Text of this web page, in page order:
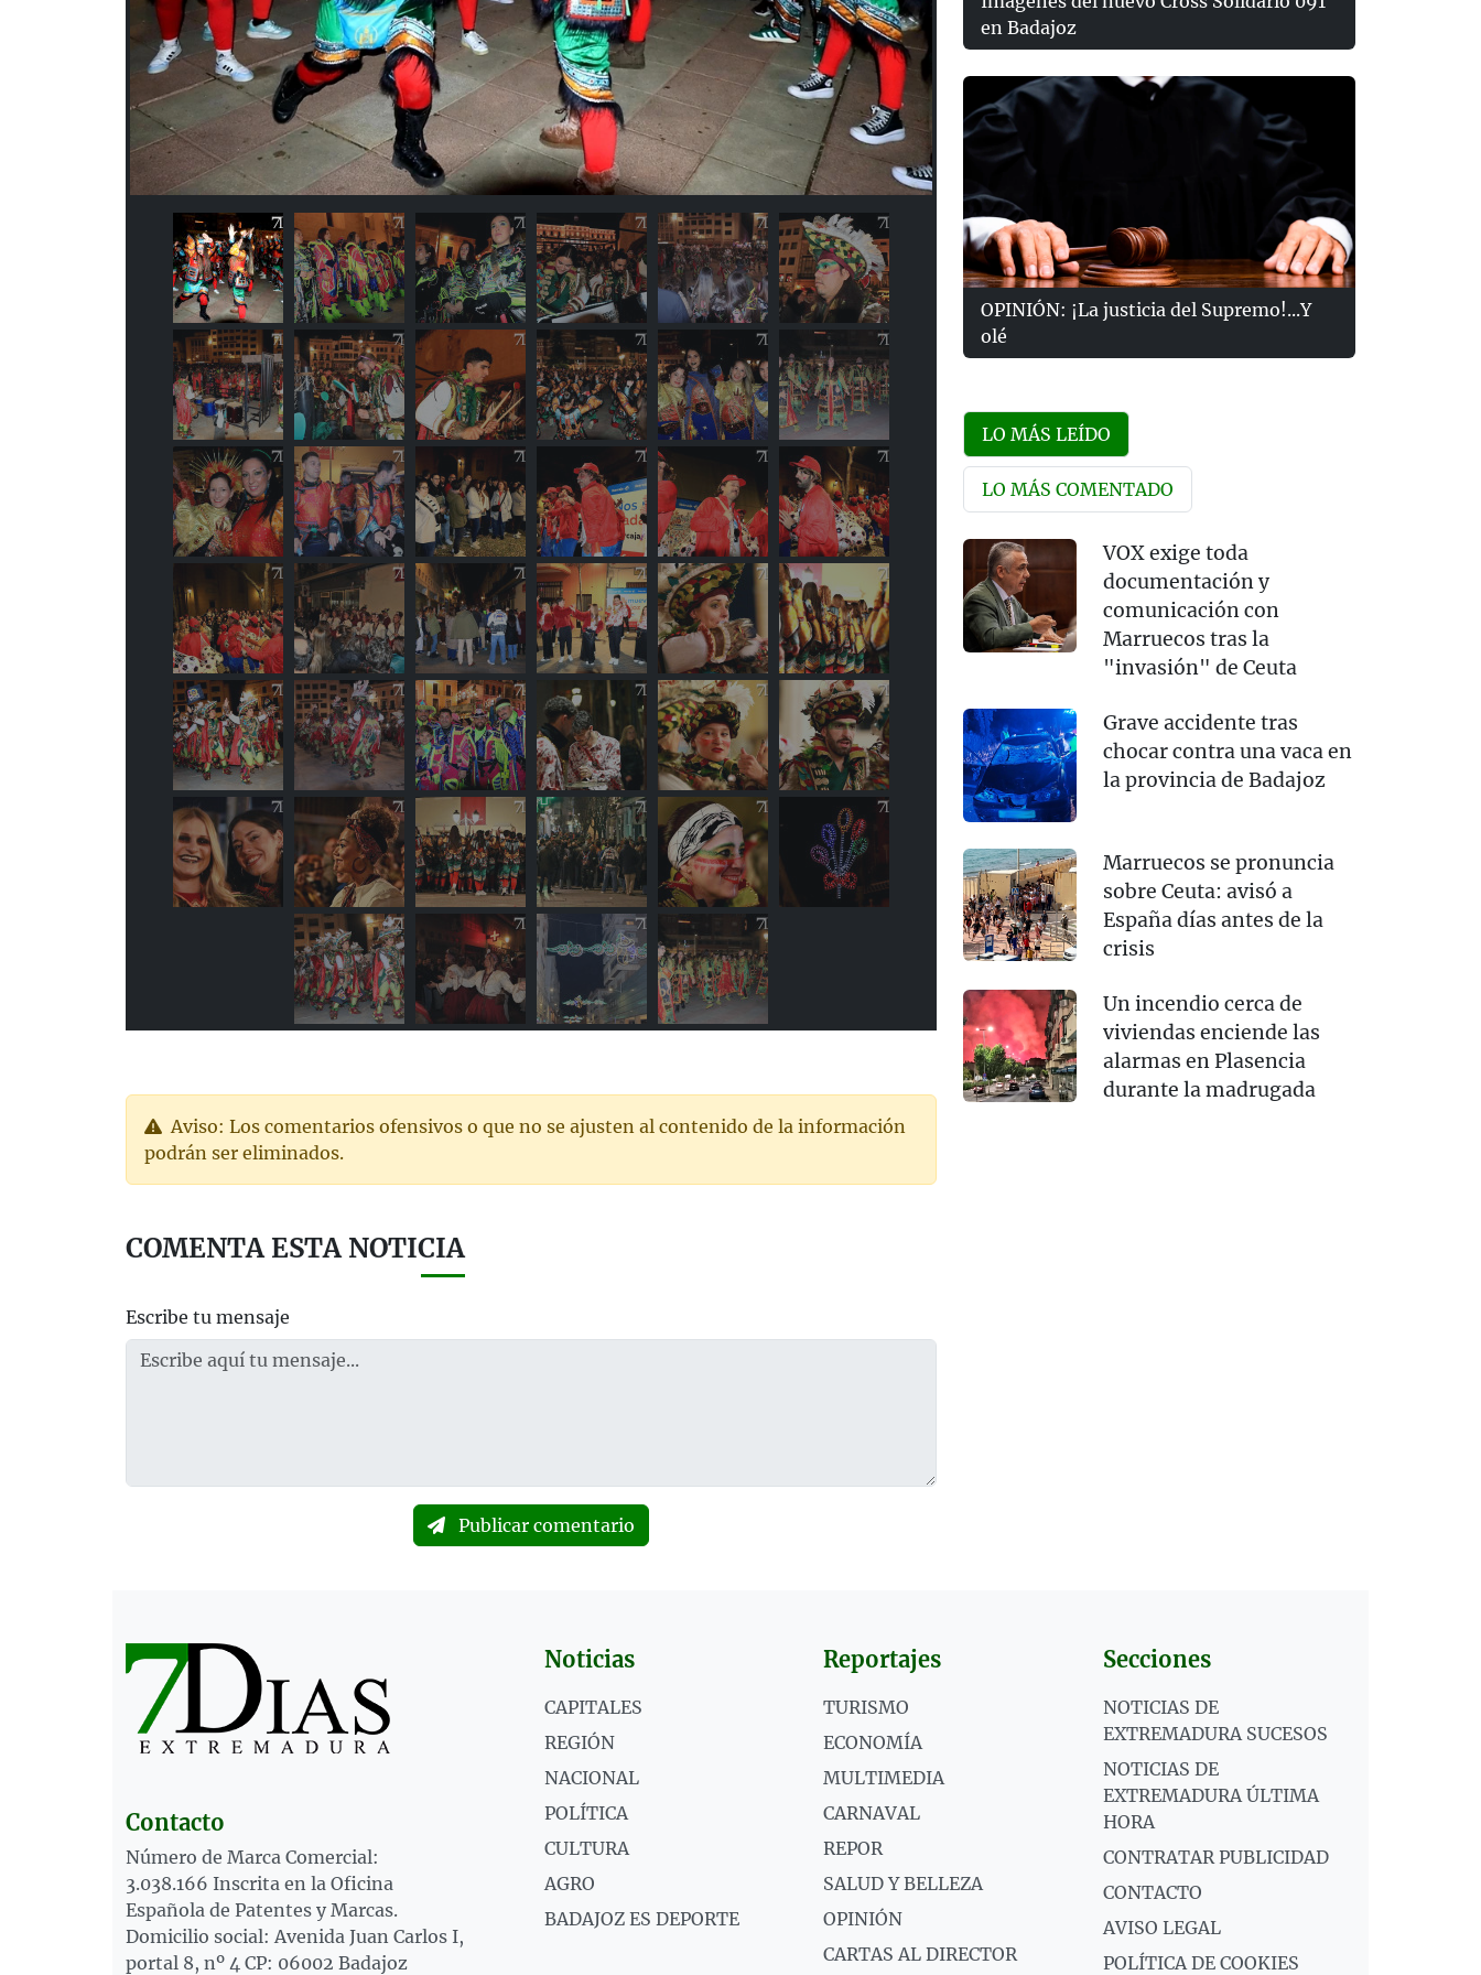
Aviso: Los comentarios ofensivos o que no se ajusten al contenido de la información
podrán ser eliminados.
COMENTA ESTA NOTICIA
Escribe tu mensaje
Publicar comentario
en Badajoz
OPINIÓN: ¡La justicia del Supremo!...Y
olé
LO MÁS LEÍDO
LO MÁS COMENTADO
VOX exige toda
documentación y
comunicación con
Marruecos tras la
"invasión" de Ceuta
Grave accidente tras
chocar contra una vaca en
la provincia de Badajoz
Marruecos se pronuncia
sobre Ceuta: avisó a
España días antes de la
crisis
Un incendio cerca de
viviendas enciende las
alarmas en Plasencia
durante la madrugada
Contacto
Número de Marca Comercial:
3.038.166 Inscrita en la Oficina
Española de Patentes y Marcas.
Domicilio social: Avenida Juan Carlos I,
portal 8, nº 4 CP: 06002 Badajoz
Noticias
CAPITALES
REGIÓN
NACIONAL
POLÍTICA
CULTURA
AGRO
BADAJOZ ES DEPORTE
Reportajes
TURISMO
ECONOMÍA
MULTIMEDIA
CARNAVAL
REPOR
SALUD Y BELLEZA
OPINIÓN
CARTAS AL DIRECTOR
Secciones
NOTICIAS DE
EXTREMADURA SUCESOS
NOTICIAS DE
EXTREMADURA ÚLTIMA
HORA
CONTRATAR PUBLICIDAD
CONTACTO
AVISO LEGAL
POLÍTICA DE COOKIES